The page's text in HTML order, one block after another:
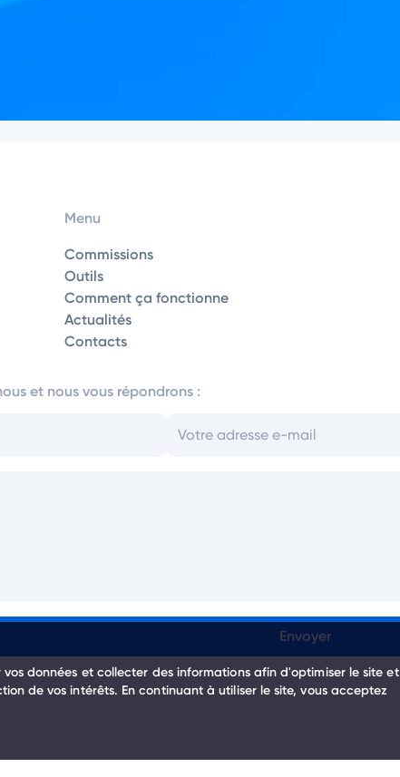
données et collecter des informations afin d'optimiser le site et
de vos intérêts. En continuant à utiliser le site, vous acceptez
Menu
Commissions
Outils
Comment ça fonctionne
Actualités
Contacts
et nous vous répondrons :
Envoyer